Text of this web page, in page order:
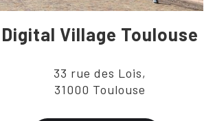
Digital Village Toulouse
33 rue des Lois,
31000 Toulouse